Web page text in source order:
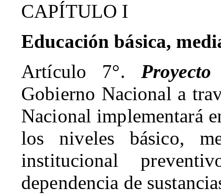
CAPÍTULO I
Educación básica,
Artículo 7°.
Gobierno Nacional a
Nacional implementará
los niveles básico,
institucional
dependencia de